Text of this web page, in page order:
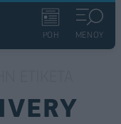
ΡΟΗ ΜΕΝΟΥ